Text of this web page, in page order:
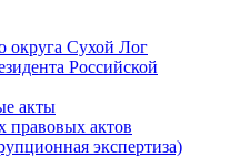
округа Сухой Лог
Российской
акты
правовых актов
экспертиза)